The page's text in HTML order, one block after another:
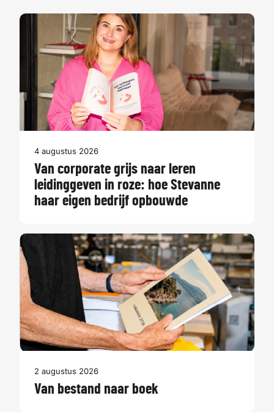
4 augustus 2026
Van corporate grijs naar leren
leidinggeven in roze: hoe Stevanne
haar eigen bedrijf opbouwde
2 augustus 2026
Van bestand naar boek